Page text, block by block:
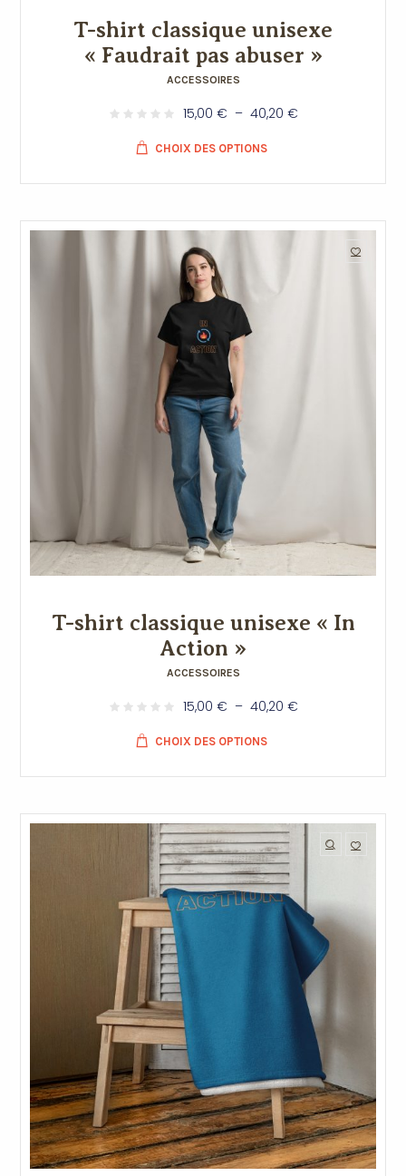
T-shirt classique unisexe
« Faudrait pas abuser »
ACCESSOIRES
15,00 € – 40,20 €
CHOIX DES OPTIONS
T-shirt classique unisexe « In
Action »
ACCESSOIRES
15,00 € – 40,20 €
CHOIX DES OPTIONS